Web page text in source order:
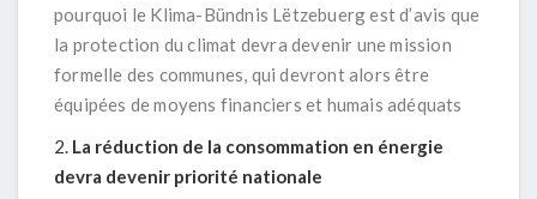
pourquoi le Klima-Bündnis Lëtzebuerg est d’avis que
la protection du climat devra devenir une mission
formelle des communes, qui devront alors être
équipées de moyens financiers et humais adéquats
La réduction de la consommation en énergie
devra devenir priorité nationale